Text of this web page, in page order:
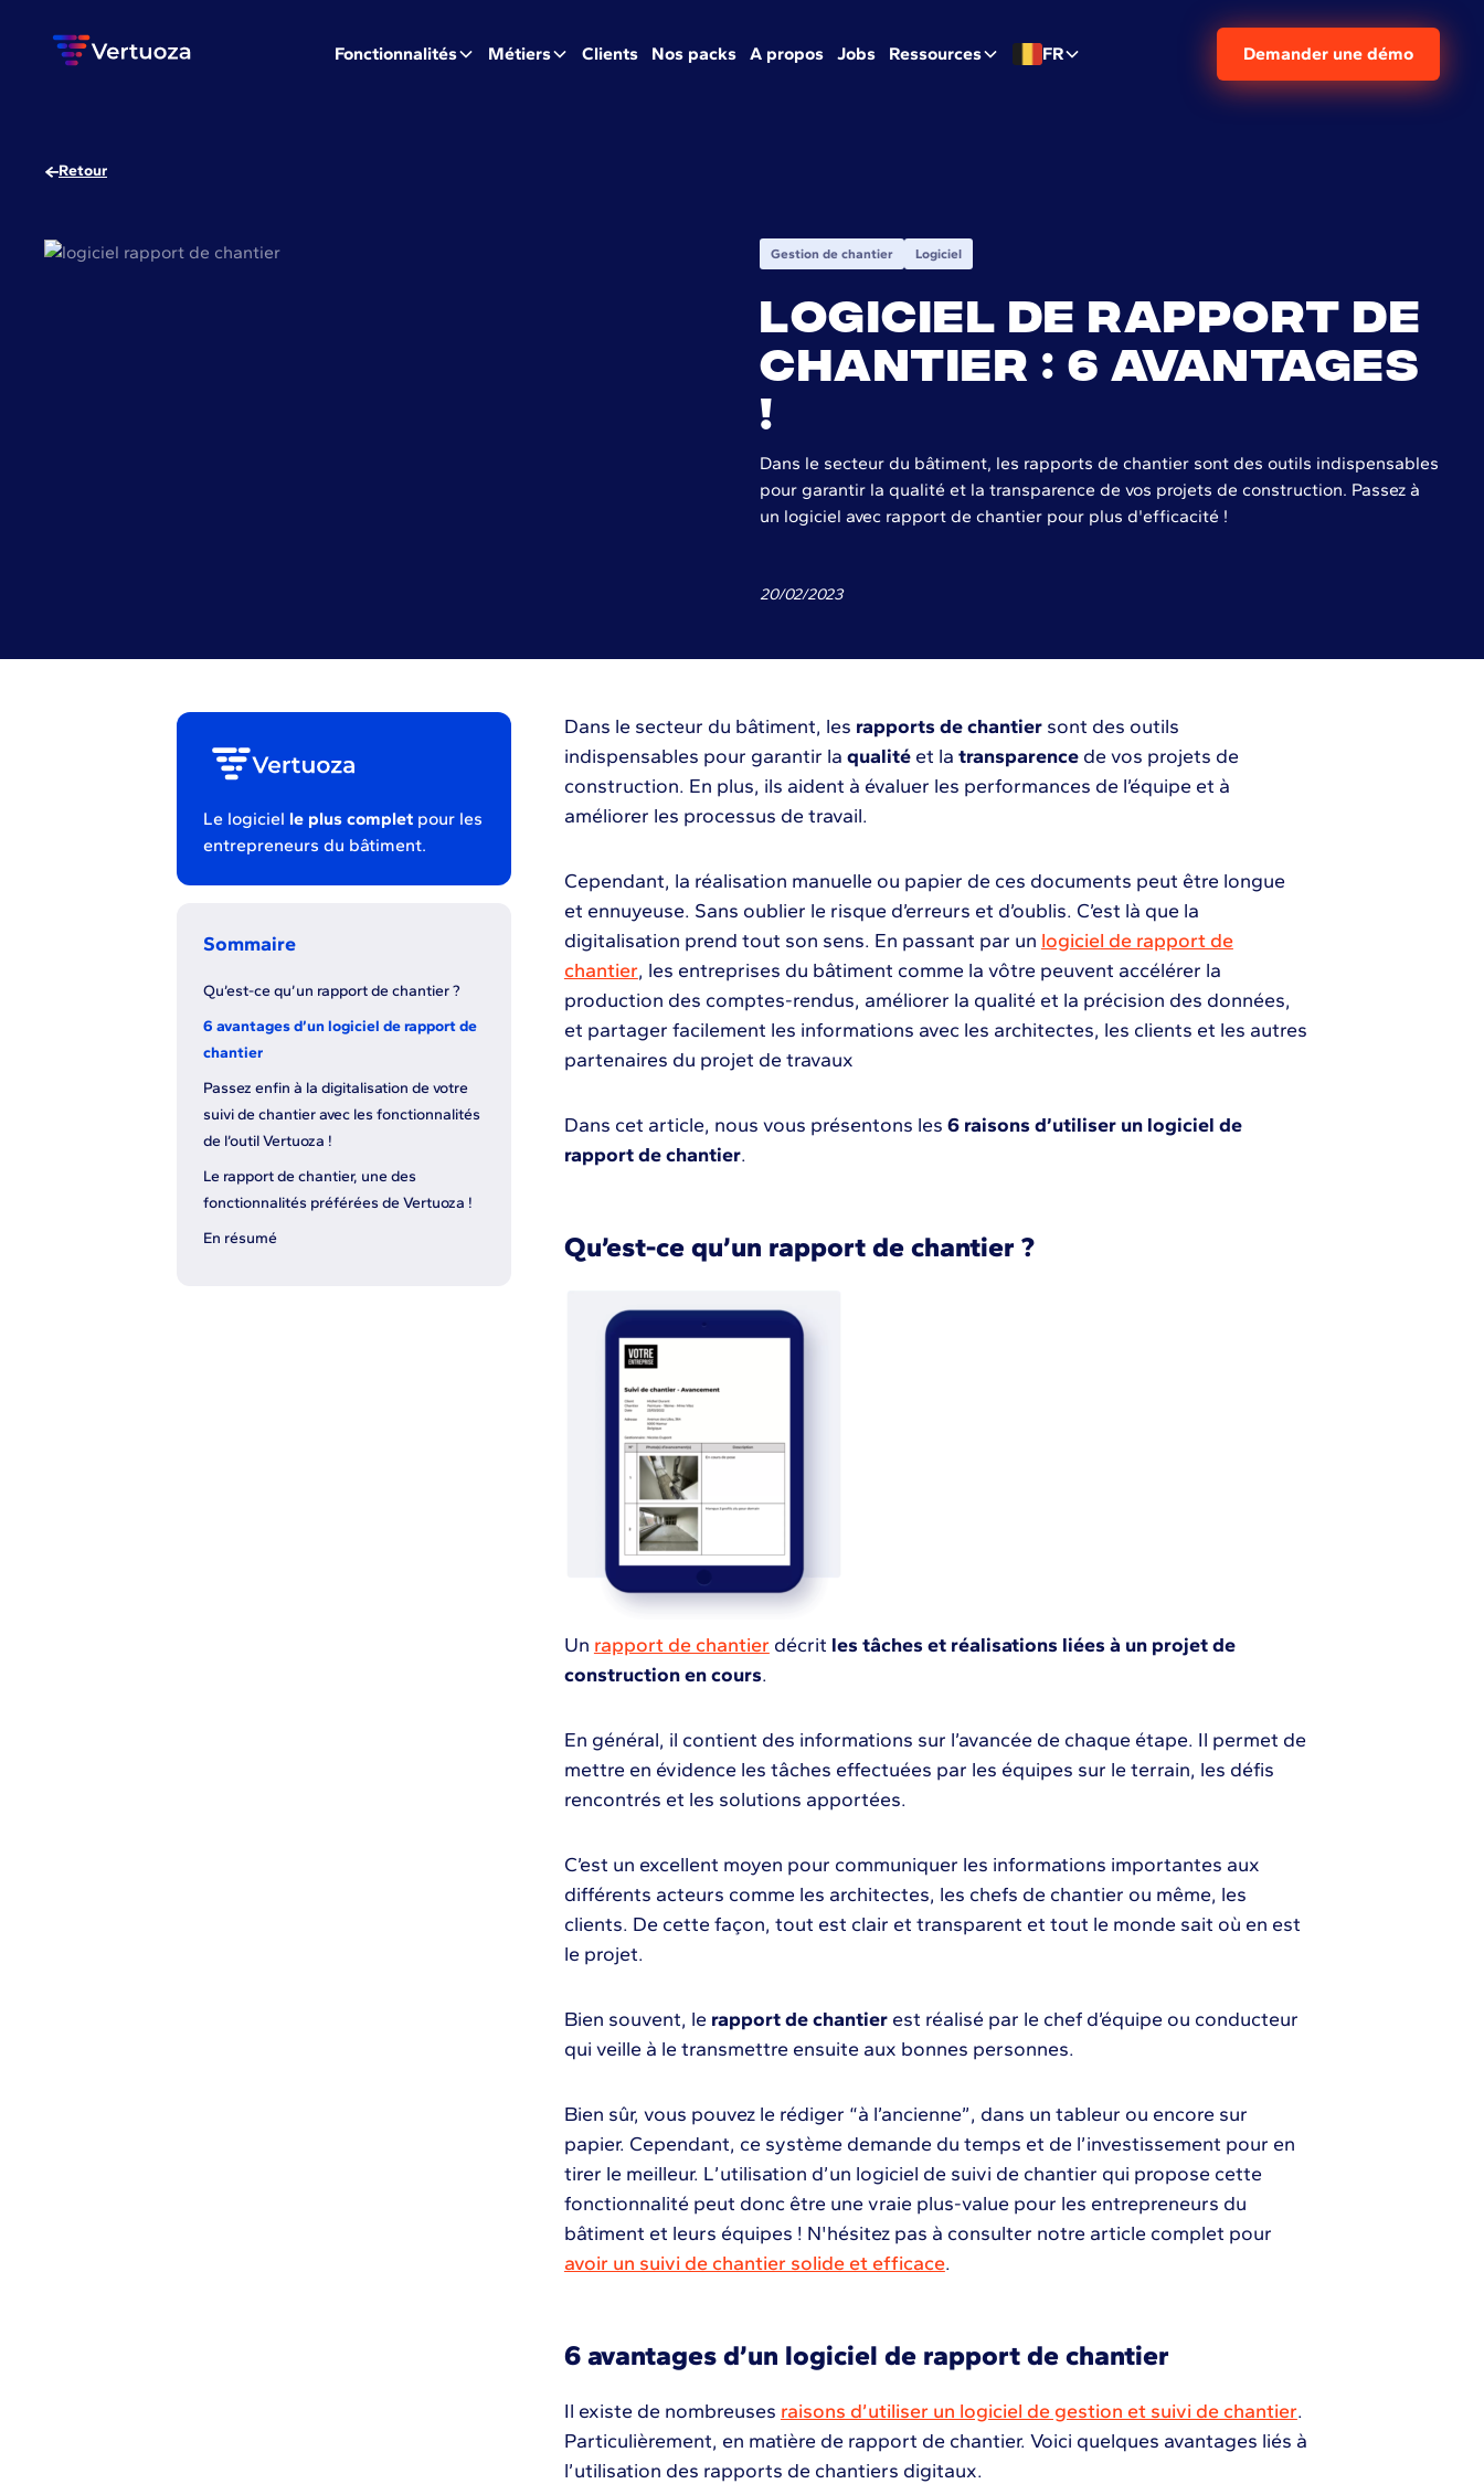
Fonctionnalités Métiers Clients Nos packs A propos Jobs Ressources FR Demander une démo
Retour
Gestion de chantier Logiciel
Logiciel de rapport de
chantier : 6 avantages
!
Dans le secteur du bâtiment, les rapports de chantier sont des outils indispensables
pour garantir la qualité et la transparence de vos projets de construction. Passez à
un logiciel avec rapport de chantier pour plus d'efficacité !
20/02/2023
Le logiciel le plus complet pour les
entrepreneurs du bâtiment.
Sommaire
Qu’est-ce qu’un rapport de chantier ?
6 avantages d’un logiciel de rapport de
chantier
Passez enfin à la digitalisation de votre
suivi de chantier avec les fonctionnalités
de l’outil Vertuoza !
Le rapport de chantier, une des
fonctionnalités préférées de Vertuoza !
En résumé
Dans le secteur du bâtiment, les rapports de chantiersont des outils
indispensables pour garantir la qualitéet la transparencede vos projets de
construction. En plus, ils aident à évaluer les performances de l’équipe et à
améliorer les processus de travail.
Cependant, la réalisation manuelle ou papier de ces documents peut être longue
et ennuyeuse. Sans oublier le risque d’erreurs et d’oublis. C’est là que la
digitalisation prend tout son sens. En passant par un logiciel de rapport de
chantier, les entreprises du bâtiment comme la vôtre peuvent accélérer la
production des comptes-rendus, améliorer la qualité et la précision des données,
et partager facilement les informations avec les architectes, les clients et les autres
partenaires du projet de travaux
Dans cet article, nous vous présentons les 6 raisons d’utiliser un logiciel de
rapport de chantier.
Qu’est-ce qu’un rapport de chantier ?
Un rapport de chantierdécrit les tâches et réalisations liées à un projet de
construction en cours.
En général, il contient des informations sur l’avancée de chaque étape. Il permet de
mettre en évidence les tâches effectuées par les équipes sur le terrain, les défis
rencontrés et les solutions apportées.
C’est un excellent moyen pour communiquer les informations importantes aux
différents acteurs comme les architectes, les chefs de chantier ou même, les
clients. De cette façon, tout est clair et transparent et tout le monde sait où en est
le projet.
Bien souvent, le rapport de chantierest réalisé par le chef d’équipe ou conducteur
qui veille à le transmettre ensuite aux bonnes personnes.
Bien sûr, vous pouvez le rédiger “à l’ancienne”, dans un tableur ou encore sur
papier. Cependant, ce système demande du temps et de l’investissement pour en
tirer le meilleur. L’utilisation d’un logiciel de suivi de chantier qui propose cette
fonctionnalité peut donc être une vraie plus-value pour les entrepreneurs du
bâtiment et leurs équipes ! N'hésitez pas à consulter notre article complet pour
avoir un suivi de chantier solide et efficace.
6 avantages d’un logiciel de rapport de chantier
Il existe de nombreuses raisons d’utiliser un logiciel de gestion et suivi de chantier.
Particulièrement, en matière de rapport de chantier. Voici quelques avantages liés à
l’utilisation des rapports de chantiers digitaux.